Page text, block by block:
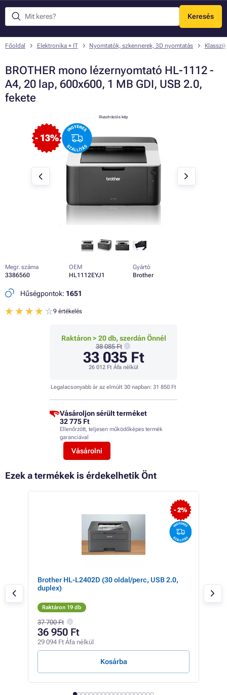
Keresés
Menü
Főoldal Elektronika + IT Nyomtatók, szkennerek, 3D nyomtatás
BROTHER mono lézernyomtató HL-1112 -
A4, 20 lap, 600x600, 1 MB GDI, USB 2.0,
fekete
- 13%
Illusztrációs kép
Megr. száma
3386560
OEM
HL1112EYJ1
Gyártó
Brother
Hűségpontok: 1651
9 értékelés
Raktáron > 20 db, szerdán Önnél
38 085 Ft
33 035 Ft
26 012 Ft Áfa nélkül
Legalacsonyabb ár az elmúlt 30 napban: 31 850 Ft
Vásároljon sérült terméket
32 775 Ft
Ellenőrzött, teljesen működőképes termék
garanciával
Vásárolni
Ezek a termékek is érdekelhetik Önt
- 2%
Brother HL-L2402D (30 oldal/perc, USB 2.0,
duplex)
Raktáron 19 db
37 700 Ft
36 950 Ft
29 094 Ft Áfa nélkül
Kosárba